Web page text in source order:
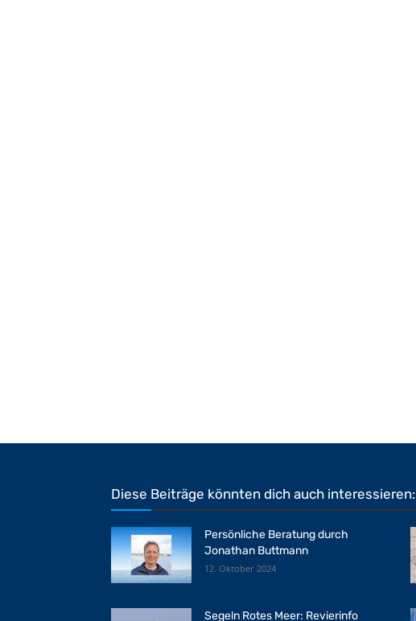
Diese Beiträge könnten dich auch interessieren:
Persönliche Beratung durch
Jonathan Buttmann
12. Oktober 2024
Segeln Rotes Meer: Revierinfo